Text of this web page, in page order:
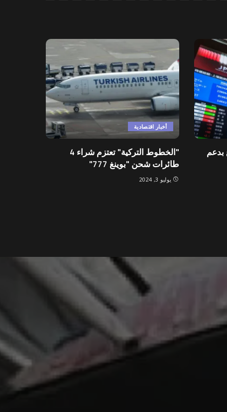
بدعم
أخبار اقتصادية
"الخطوط التركية" تعتزم شراء 4
طائرات شحن "بوينغ 777"
يوليو 3, 2024